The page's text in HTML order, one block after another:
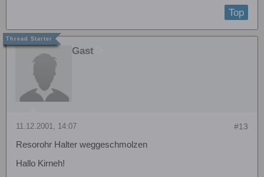
Top
Gast
#13
11.12.2001, 14:07
Resorohr Halter weggeschmolzen
Hallo Kirneh!